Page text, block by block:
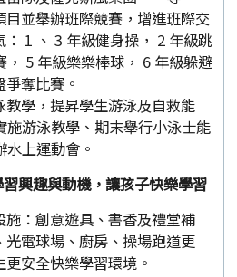
並舉辦班際競賽，增進班際交
1 、 3 年級健身操， 2 年級跳
5 年級樂樂棒球， 6 年級躲避
奪比賽。
學，提昇學生游泳及自救能
施游泳教學、期末舉行小泳士能
上運動會。
習興趣與動機，讓孩子快樂學習
：創意遊具、書香及禮堂補
電球場、廚房、操場跑道更
安全快樂學習環境。